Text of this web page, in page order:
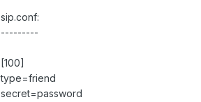
sip.conf:
---------
[100]
type=friend
secret=password